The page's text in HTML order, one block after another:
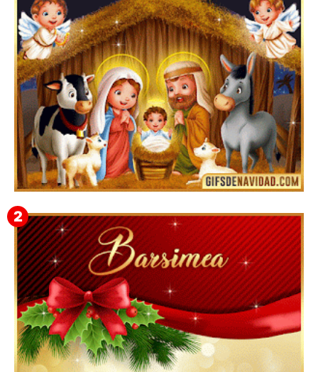
Feliz Navidad y próspero Año Nuevo Edmunda